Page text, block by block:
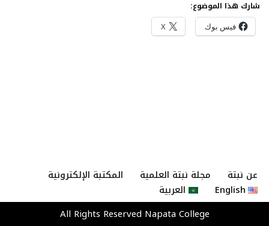
شارك هذا الموضوع:
فيس بوك X
عن نبتة مجلة نبتة العلمية
المكتبة الإلكترونية
English
العربية
All Rights Reserved Napata College